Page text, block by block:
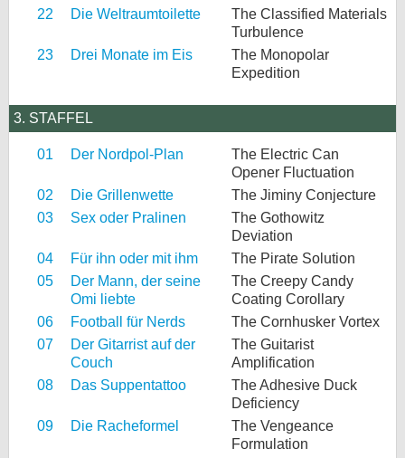
22
Die Weltraumtoilette
The Classified Materials
Turbulence
23
Drei Monate im Eis
The Monopolar
Expedition
3. STAFFEL
01 Der Nordpol-Plan
The Electric Can
Opener Fluctuation
02
Die Grillenwette
The Jiminy Conjecture
03
Sex oder Pralinen
The Gothowitz
Deviation
04
Für ihn oder mit ihm
The Pirate Solution
05
Der Mann, der seine
Omi liebte
The Creepy Candy
Coating Corollary
06
Football für Nerds
The Cornhusker Vortex
07
Der Gitarrist auf der
Couch
The Guitarist
Amplification
08
Das Suppentattoo
The Adhesive Duck
Deficiency
09
Die Racheformel
The Vengeance
Formulation